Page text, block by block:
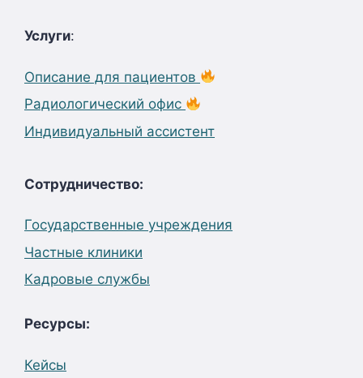
Услуги:
Описание для пациентов
Радиологический офис
Индивидуальный ассистент
Сотрудничество:
Государственные учреждения
Частные клиники
Кадровые службы
Ресурсы:
Кейсы